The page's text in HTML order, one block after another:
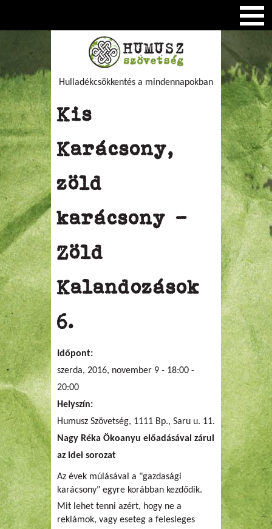
Hulladékcsökkentés a mindennapokban
Kis
Karácsony,
zöld
karácsony -
Zöld
Kalandozások
6.
Időpont:
szerda, 2016, november 9 - 18:00 -
20:00
Helyszín:
Humusz Szövetség, 1111 Bp., Saru u. 11.
Nagy Réka Ökoanyu előadásával zárul
az idei sorozat
Az évek múlásával a "gazdasági
karácsony" egyre korábban kezdődik.
Mit lehet tenni azért, hogy ne a
reklámok, vagy eseteg a felesleges